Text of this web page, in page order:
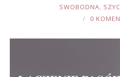
SWOBODNA,
0